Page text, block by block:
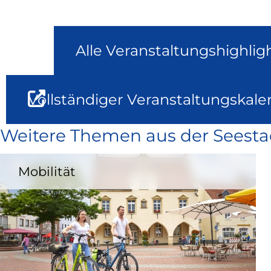
Alle
Vollständiger
Weitere Themen aus der
Mobilität